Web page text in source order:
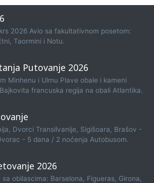
2026 Avio sa fakultativnom posetom:
Taormini i Notu.
Putovanje 2026
Minhenu i Ulmu Plave obale i kameni
francuska regija na obali Atlantika.
Dvorci Transilvanije, Sigišoara, Brašov -
- 5 dana / 2 noćenja Autobusom.
2026
obilascima: Barselona, Figueras, Girona,